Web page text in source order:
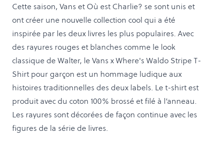
Cette saison, Vans et Où est Charlie? se sont unis et
ont créer une nouvelle collection cool qui a été
inspirée par les deux livres les plus populaires. Avec
des rayures rouges et blanches comme le look
classique de Walter, le Vans x Where's Waldo Stripe T-
Shirt pour garçon est un hommage ludique aux
histoires traditionnelles des deux labels. Le t-shirt est
produit avec du coton 100% brossé et filé à l’anneau.
Les rayures sont décorées de façon continue avec les
figures de la série de livres.